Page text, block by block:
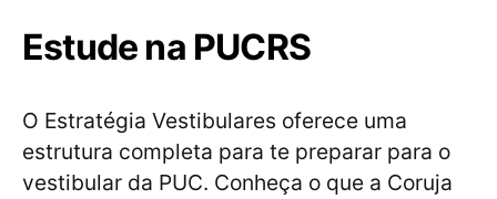
Estude na PUCRS
O Estratégia Vestibulares oferece uma
estrutura completa para te preparar para o
vestibular da PUC. Conheça o que a Coruja